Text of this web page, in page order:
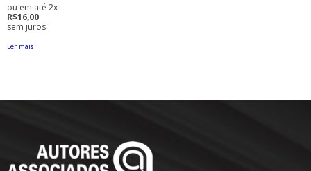
ou em até 2x
R$16,00
sem juros.
Ler mais